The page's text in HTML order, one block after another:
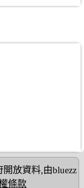
放資料,由bluezz
條款